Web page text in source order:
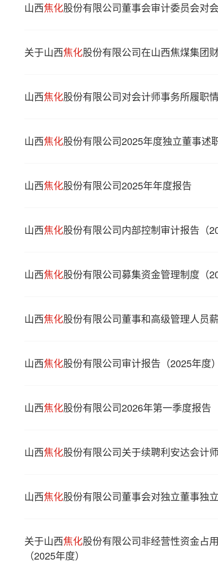
山西焦化股份有限公司董事会审计委员会对
关于山西焦化股份有限公司在山西焦煤集团
山西焦化股份有限公司对会计师事务所履职
山西焦化股份有限公司2025年度独立董事述
山西焦化股份有限公司2025年年度报告
山西焦化股份有限公司内部控制审计报告（
山西焦化股份有限公司募集资金管理制度（
山西焦化股份有限公司董事和高级管理人员
山西焦化股份有限公司审计报告（2025年度
山西焦化股份有限公司2026年第一季度报告
山西焦化股份有限公司关于续聘利安达会计
山西焦化股份有限公司董事会对独立董事独
关于山西焦化股份有限公司非经营性资金占
（2025年度）